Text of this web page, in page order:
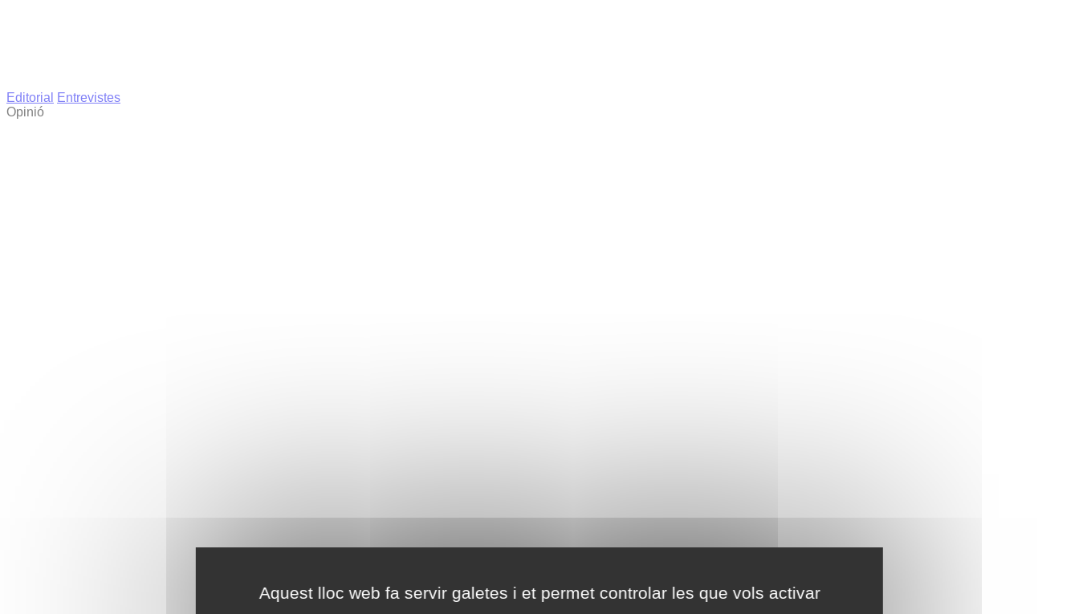
Aquest lloc web fa servir galetes i et permet controlar les que vols activar
Editorial
Entrevistes
Opinió